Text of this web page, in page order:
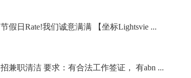
节假日Rate!我们诚意满满 【坐标Lightsvie ...
招兼职清洁 要求：有合法工作签证， 有abn ...